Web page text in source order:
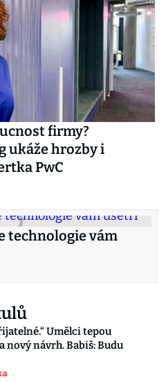
firmy?
ukáže hrozby i
PwC
technologie vám
Umělci tepou
nový návrh. Babiš: Budu